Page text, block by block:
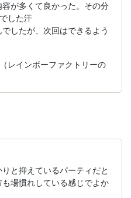
が多くて良かった。その分
した汗
したが、次回はできるよう
レインボーファクトリーの
と抑えているパーティだと
場慣れしている感じでよか